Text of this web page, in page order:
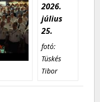
2026.
július
25.
fotó:
Tüskés
Tibor